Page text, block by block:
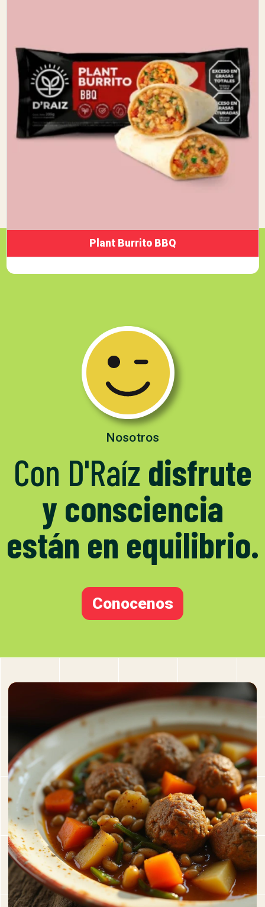
Plant Burrito BBQ
Nosotros
Con D'Raíz disfrute
y consciencia
están en equilibrio.
Conocenos